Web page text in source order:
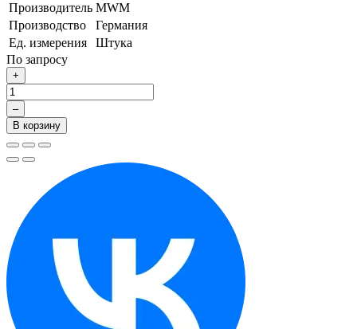
Производитель MWM
Производство
Германия
Ед. измерения
Штука
По запросу
+
–
В корзину